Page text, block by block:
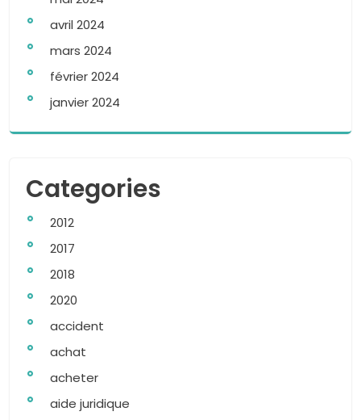
avril 2024
mars 2024
février 2024
janvier 2024
Categories
2012
2017
2018
2020
accident
achat
acheter
aide juridique